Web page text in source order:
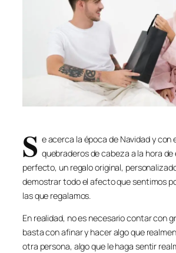
S e acerca la época de Navidad y con
quebraderos de cabeza a la hora de
perfecto, un regalo original,
demostrar todo el afecto que sentimos
las que regalamos.
En realidad, no es necesario contar con
basta con afinar y hacer algo que
otra persona, algo que le haga sentir